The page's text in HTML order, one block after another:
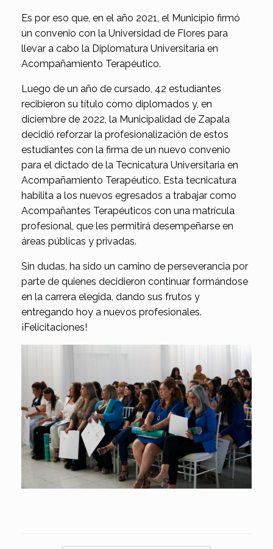
Es por eso que, en el año 2021, el Municipio firmó
un convenio con la Universidad de Flores para
llevar a cabo la Diplomatura Universitaria en
Acompañamiento Terapéutico.
Luego de un año de cursado, 42 estudiantes
recibieron su título como diplomados y, en
diciembre de 2022, la Municipalidad de Zapala
decidió reforzar la profesionalización de estos
estudiantes con la firma de un nuevo convenio
para el dictado de la Tecnicatura Universitaria en
Acompañamiento Terapéutico. Esta tecnicatura
habilita a los nuevos egresados a trabajar como
Acompañantes Terapéuticos con una matrícula
profesional, que les permitirá desempeñarse en
áreas públicas y privadas.
Sin dudas, ha sido un camino de perseverancia por
parte de quienes decidieron continuar formándose
en la carrera elegida, dando sus frutos y
entregando hoy a nuevos profesionales.
¡Felicitaciones!